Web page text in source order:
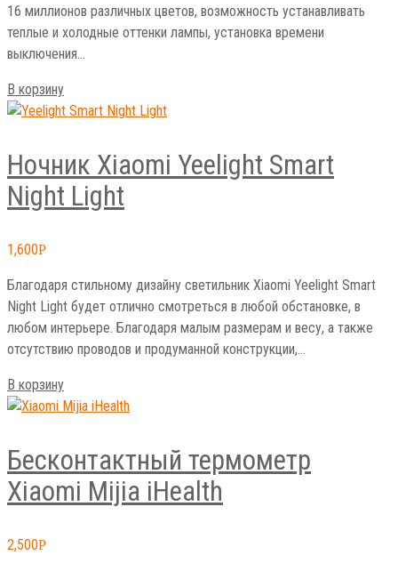
16 миллионов различных цветов, возможность устанавливать
теплые и холодные оттенки лампы, установка времени
выключения…
В корзину
Ночник Xiaomi Yeelight Smart
Night Light
1,600Р
Благодаря стильному дизайну светильник Xiaomi Yeelight Smart
Night Light будет отлично смотреться в любой обстановке, в
любом интерьере. Благодаря малым размерам и весу, а также
отсутствию проводов и продуманной конструкции,…
В корзину
Беcконтактный термометр
Xiaomi Mijia iHealth
2,500Р